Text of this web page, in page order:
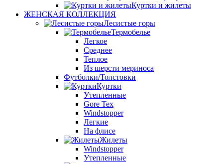
Куртки и жилеты
ЖЕНСКАЯ КОЛЛЕКЦИЯ
Лесистые горы
Термобелье
Легкое
Среднее
Теплое
Из шерсти мериноса
Футболки/Толстовки
Куртки
Утепленные
Gore Tex
Windstopper
Легкие
На флисе
Жилеты
Windstopper
Утепленные